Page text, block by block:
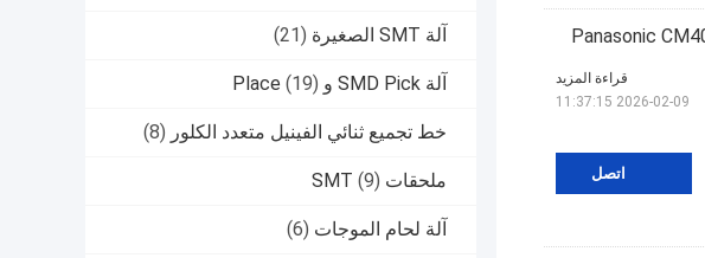
آلة SMT الصغيرة (21)
آلة SMD Pick و Place (19)
خط تجميع ثنائي الفينيل متعدد الكلور (8)
ملحقات SMT (9)
آلة لحام الموجات (6)
اتصل
قراءة المزيد
2026-02-09 11:37:15